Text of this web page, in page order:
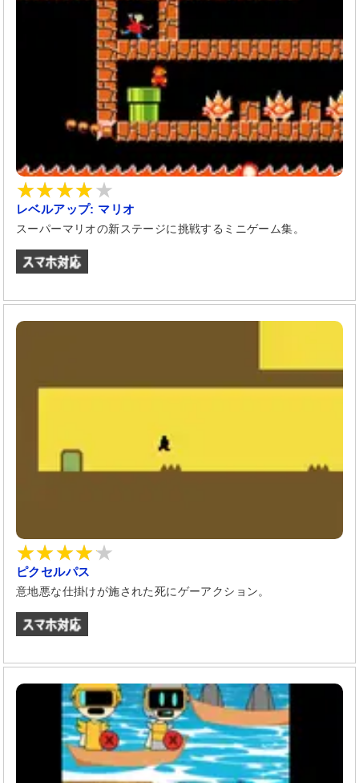
レベルアップ: マリオ
スーパーマリオの新ステージに挑戦するミニゲーム集。
ピクセルパス
意地悪な仕掛けが施された死にゲーアクション。